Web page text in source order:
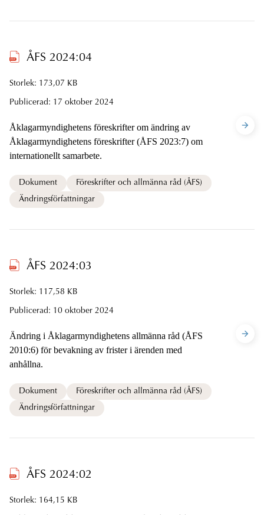
ÅFS 2024:04
Storlek: 173,07 KB
Publicerad: 17 oktober 2024
Åklagarmyndighetens föreskrifter om ändring av
Åklagarmyndighetens föreskrifter (ÅFS 2023:7) om
internationellt samarbete.
Dokument
Föreskrifter och allmänna råd (ÅFS)
Ändringsförfattningar
ÅFS 2024:03
Storlek: 117,58 KB
Publicerad: 10 oktober 2024
Ändring i Åklagarmyndighetens allmänna råd (ÅFS
2010:6) för bevakning av frister i ärenden med
anhållna.
Dokument
Föreskrifter och allmänna råd (ÅFS)
Ändringsförfattningar
ÅFS 2024:02
Storlek: 164,15 KB